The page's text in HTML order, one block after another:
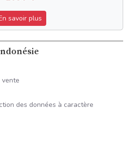
savoir plus
vente
des données à caractère